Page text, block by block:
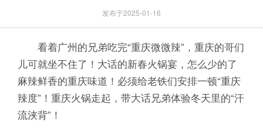
发布于2025-01-16
看着广州的兄弟吃完“重庆微微辣”，重庆的哥们
儿可就坐不住了！大话的新春火锅宴，怎么少的了
麻辣鲜香的重庆味道！必须给老铁们安排一顿“重庆
辣度”！重庆火锅走起，带大话兄弟体验冬天里的“汗
流浃背”！